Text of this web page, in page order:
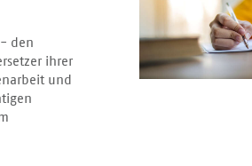
den
ihrer
und